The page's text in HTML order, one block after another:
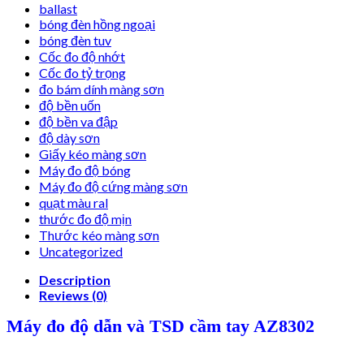
ballast
bóng đèn hồng ngoại
bóng đèn tuv
Cốc đo độ nhớt
Cốc đo tỷ trọng
đo bám dính màng sơn
độ bền uốn
độ bền va đập
độ dày sơn
Giấy kéo màng sơn
Máy đo độ bóng
Máy đo độ cứng màng sơn
quạt màu ral
thước đo độ mịn
Thước kéo màng sơn
Uncategorized
Description
Reviews (0)
Máy đo độ dẫn và TSD cầm tay AZ8302